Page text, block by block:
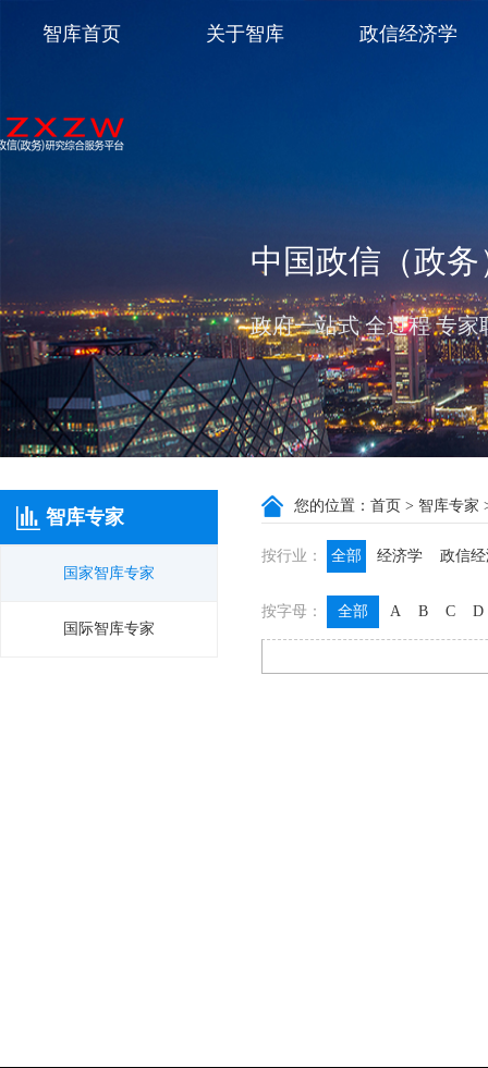
中国政信（政
政府一站式 全过程 专
智库首页 关于智库 政信经济学
智库专家
国家智库专家
国际智库专家
您的位置： 首页 > 智库专家
按行业： 全部 经济学
政信
膳食养生
名医西药
按字母： 全部 A B C D